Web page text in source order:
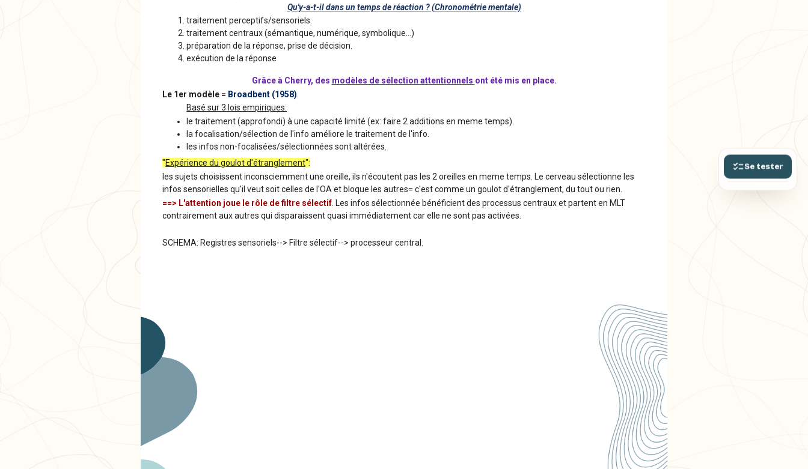
Se tester
Qu'y-a-t-il dans un temps de réaction ? (Chronométrie mentale)
traitement perceptifs/sensoriels.
traitement centraux (sémantique, numérique, symbolique...)
préparation de la réponse, prise de décision.
exécution de la réponse
Grâce à Cherry, des modèles de sélection attentionnels ont été mis en place.
Le 1er modèle = Broadbent (1958)
Basé sur 3 lois empiriques:
le traitement (approfondi) à une capacité limité (ex: faire 2 additions en meme temps).
la focalisation/sélection de l'info améliore le traitement de l'info.
les infos non-focalisées/sélectionnées sont altérées.
"Expérience du goulot d'étranglement":
les sujets choisissent inconsciemment une oreille, ils n'écoutent pas les 2 oreilles en meme temps. Le cerveau sélectionne les
infos sensorielles qu'il veut soit celles de l'OA et bloque les autres= c'est comme un goulot d'étranglement, du tout ou rien.
==> L'attention joue le rôle de filtre sélectif . Les infos sélectionnée bénéficient des processus centraux et partent en MLT
contrairement aux autres qui disparaissent quasi immédiatement car elle ne sont pas activées.
SCHEMA: Registres sensoriels--> Filtre sélectif--> processeur central.